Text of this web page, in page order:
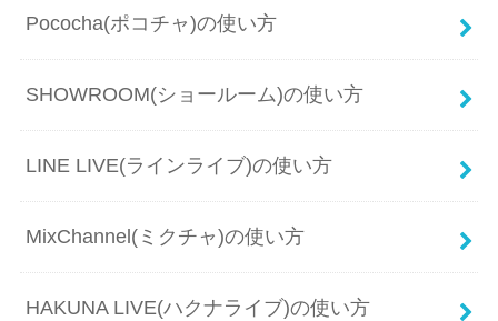
Pococha(ポコチャ)の使い方
SHOWROOM(ショールーム)の使い方
LINE LIVE(ラインライブ)の使い方
MixChannel(ミクチャ)の使い方
HAKUNA LIVE(ハクナライブ)の使い方